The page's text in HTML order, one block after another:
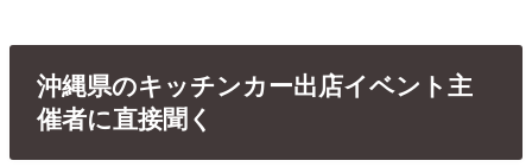
沖縄県のキッチンカー出店イベント主
催者に直接聞く